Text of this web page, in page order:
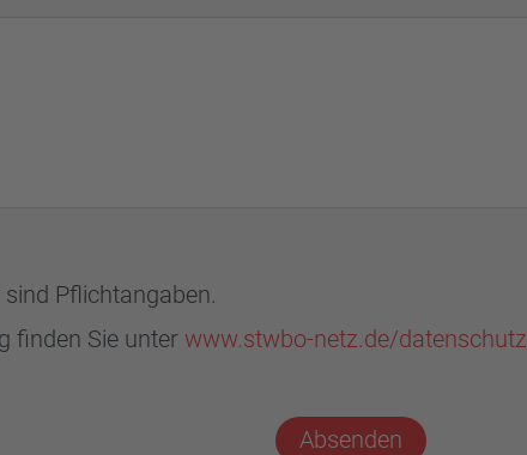
Pflichtangaben.
finden Sie unter www.stwbo-netz.de/datenschutz
Absenden